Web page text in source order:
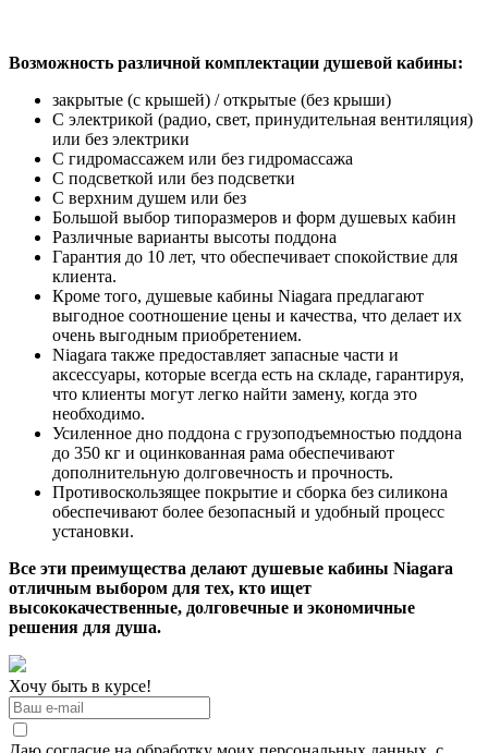
Возможность различной комплектации душевой кабины:
закрытые (с крышей) / открытые (без крыши)
С электрикой (радио, свет, принудительная вентиляция)
или без электрики
С гидромассажем или без гидромассажа
С подсветкой или без подсветки
С верхним душем или без
Большой выбор типоразмеров и форм душевых кабин
Различные варианты высоты поддона
Гарантия до 10 лет, что обеспечивает спокойствие для
клиента.
Кроме того, душевые кабины Niagara предлагают
выгодное соотношение цены и качества, что делает их
очень выгодным приобретением.
Niagara также предоставляет запасные части и
аксессуары, которые всегда есть на складе, гарантируя,
что клиенты могут легко найти замену, когда это
необходимо.
Усиленное дно поддона с грузоподъемностью поддона
до 350 кг и оцинкованная рама обеспечивают
дополнительную долговечность и прочность.
Противоскользящее покрытие и сборка без силикона
обеспечивают более безопасный и удобный процесс
установки.
Все эти преимущества делают душевые кабины Niagara
отличным выбором для тех, кто ищет
высококачественные, долговечные и экономичные
решения для душа.
Хочу быть в курсе!